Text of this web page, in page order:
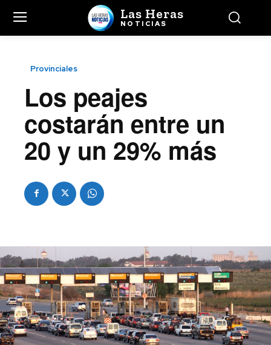
Las Heras
NOTICIAS
Provinciales
Los peajes
costarán entre un
20 y un 29% más